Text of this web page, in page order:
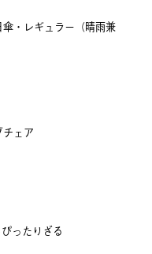
・レギュラー（晴雨兼
ェア
ったりざる